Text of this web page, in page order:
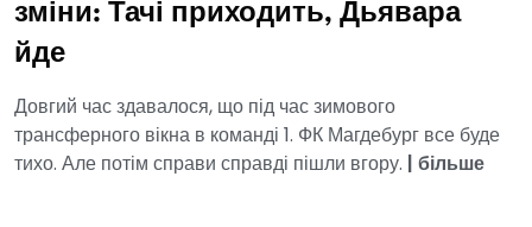
зміни: Тачі приходить, Дьявара
йде
Довгий час здавалося, що під час зимового
трансферного вікна в команді 1. ФК Магдебург все буде
тихо. Але потім справи справді пішли вгору. | більше